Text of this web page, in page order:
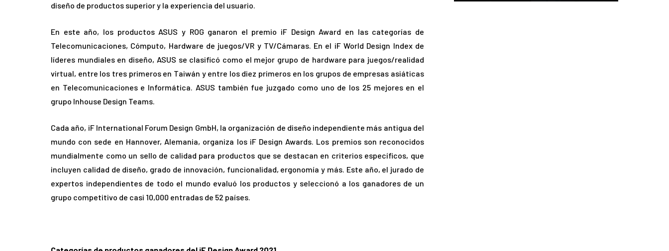
diseño de productos superior y la experiencia del usuario.
En este año, los productos ASUS y ROG ganaron el premio iF Design Award en las categorías de
Telecomunicaciones, Cómputo, Hardware de juegos/VR y TV/Cámaras. En el iF World Design Index de
líderes mundiales en diseño, ASUS se clasificó como el mejor grupo de hardware para juegos/realidad
virtual, entre los tres primeros en Taiwán y entre los diez primeros en los grupos de empresas asiáticas
en Telecomunicaciones e Informática. ASUS también fue juzgado como uno de los 25 mejores en el
grupo Inhouse Design Teams.
Cada año, iF International Forum Design GmbH, la organización de diseño independiente más antigua del
mundo con sede en Hannover, Alemania, organiza los iF Design Awards. Los premios son reconocidos
mundialmente como un sello de calidad para productos que se destacan en criterios específicos, que
incluyen calidad de diseño, grado de innovación, funcionalidad, ergonomía y más. Este año, el jurado de
expertos independientes de todo el mundo evaluó los productos y seleccionó a los ganadores de un
grupo competitivo de casi 10,000 entradas de 52 países.